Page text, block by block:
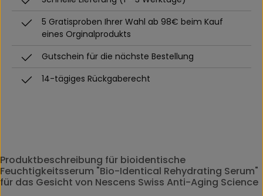
5 Gratisproben Ihrer Wahl ab 98€ beim Kauf
eines Orginalprodukts
Gutschein für die nächste Bestellung
14-tägiges Rückgaberecht
Produktbeschreibung für bioidentische
Feuchtigkeitsserum "Bio-Identical Rehydrating Serum"
für das Gesicht von Nescens Swiss Anti-Aging Science